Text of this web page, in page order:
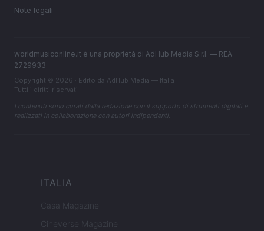
Note legali
worldmusiconline.it è una proprietà di AdHub Media S.r.l. — REA
2729933
Copyright © 2026 · Edito da AdHub Media — Italia
Tutti i diritti riservati
I contenuti sono curati dalla redazione con il supporto di strumenti digitali e
realizzati in collaborazione con autori indipendenti.
ITALIA
Casa Magazine
Cineverse Magazine